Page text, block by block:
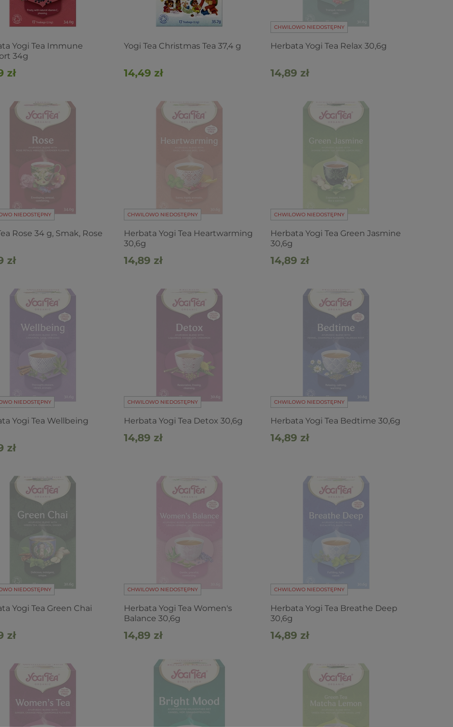
Yogi Tea Immune
34g
zł
Yogi Tea Christmas Tea 37,4 g
14,49 zł
CHWILOWO NIEDOSTĘPNY
Herbata Yogi Tea Relax 30,6g
14,89 zł
NIEDOSTĘPNY
Rose 34 g, Smak, Rose
zł
CHWILOWO NIEDOSTĘPNY
Herbata Yogi Tea Heartwarming
30,6g
14,89 zł
CHWILOWO NIEDOSTĘPNY
Herbata Yogi Tea Green Jasmine
30,6g
14,89 zł
NIEDOSTĘPNY
Yogi Tea Wellbeing
zł
CHWILOWO NIEDOSTĘPNY
Herbata Yogi Tea Detox 30,6g
14,89 zł
CHWILOWO NIEDOSTĘPNY
Herbata Yogi Tea Bedtime 30,6g
14,89 zł
NIEDOSTĘPNY
Yogi Tea Green Chai
zł
CHWILOWO NIEDOSTĘPNY
Herbata Yogi Tea Women's
Balance 30,6g
14,89 zł
CHWILOWO NIEDOSTĘPNY
Herbata Yogi Tea Breathe Deep
30,6g
14,89 zł